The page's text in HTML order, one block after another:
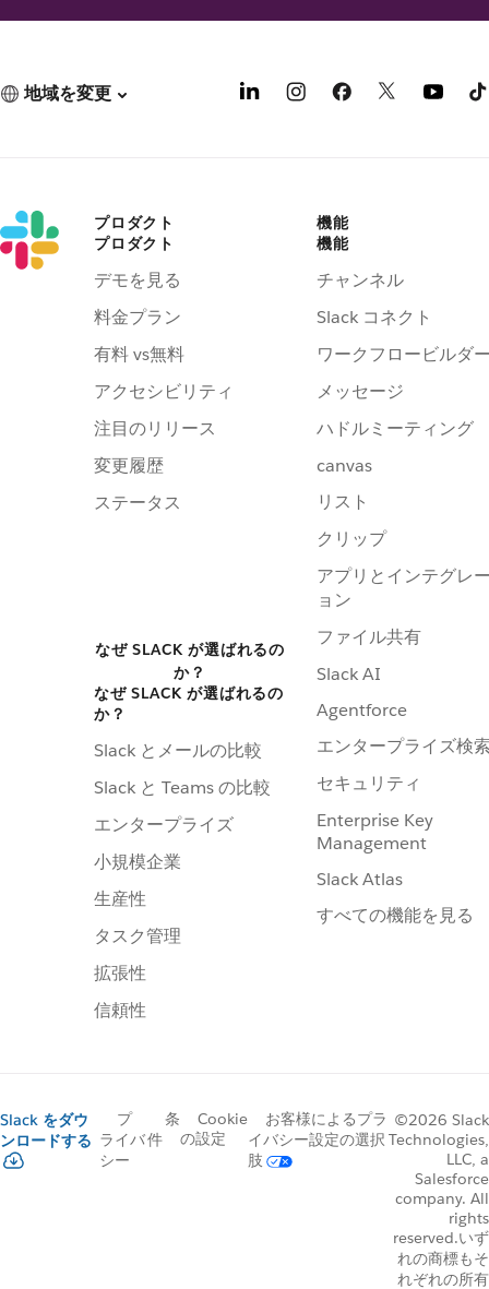
地域を変更
プロダクト
プロダクト
デモを見る
料金プラン
有料 vs無料
アクセシビリティ
注目のリリース
変更履歴
ステータス
なぜ SLACK が選ばれるの
か？
なぜ SLACK が選ばれるの
か？
Slack とメールの比較
Slack と Teams の比較
エンタープライズ
小規模企業
生産性
タスク管理
拡張性
信頼性
機能
機能
チャンネル
Slack コネクト
ワークフロービルダ
メッセージ
ハドルミーティング
canvas
リスト
クリップ
アプリとインテグレ
ョン
ファイル共有
Slack AI
Agentforce
エンタープライズ検
セキュリティ
Enterprise Key
Management
Slack Atlas
すべての機能を見る
Slack をダウ
ンロードする
プ
ライバ
シー
条
件
Cookie
の設定
お客様によるプラ
イバシー設定の選択
肢
©2026 Slack
Technologies,
LLC, a
Salesforce
company. All
rights
reserved.いず
れの商標もそ
れぞれの所有